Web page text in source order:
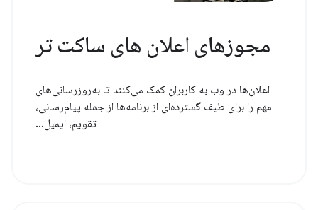
مجوزهای اعلان های ساکت تر
اعلان‌ها در وب به کاربران کمک می‌کنند تا به‌روزرسانی‌های
مهم را برای طیف گسترده‌ای از برنامه‌ها از جمله پیام‌رسانی،
تقویم، ایمیل...